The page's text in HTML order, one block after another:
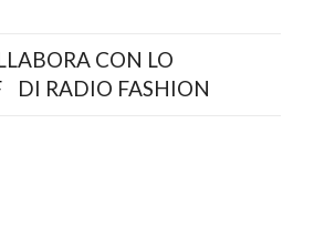
CON LO
DI RADIO FASHION